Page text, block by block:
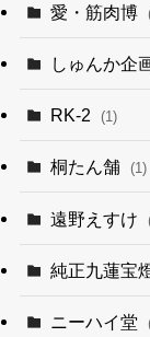
愛・筋肉博
しゅんか企
RK-2 (1)
桐たん舗 (1)
遠野えすけ
純正九蓮宝
ニーハイ堂